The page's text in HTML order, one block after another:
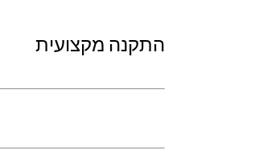
התקנה מקצועית